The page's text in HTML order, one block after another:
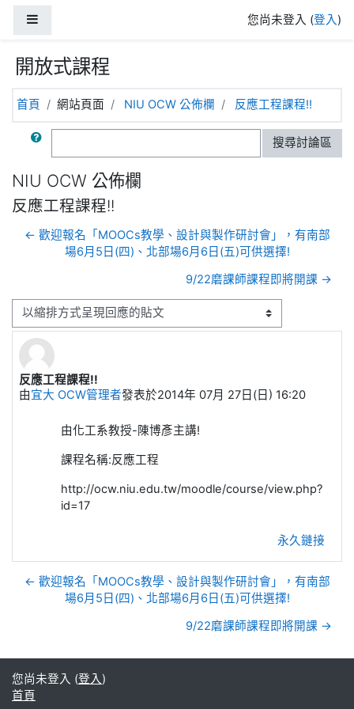
您尚未登入 (登入)
開放式課程
首頁 網站頁面 NIU OCW 公佈欄 反應工程課程!!
搜尋 搜尋討論區
NIU OCW 公佈欄
反應工程課程!!
← 歡迎報名「MOOCs教學、設計與製作研討會」，有南部
場6月5日(四)、北部場6月6日(五)可供選擇!
9/22磨課師課程即將開課 →
顯示模式
反應工程課程!!
由宜大 OCW管理者發表於2014年 07月 27日(日) 16:20
Number of replies: 0
由化工系教授-陳博彥主講!
課程名稱:反應工程
http://ocw.niu.edu.tw/moodle/course/view.php?
id=17
永久鏈接
← 歡迎報名「MOOCs教學、設計與製作研討會」，有南部
場6月5日(四)、北部場6月6日(五)可供選擇!
9/22磨課師課程即將開課 →
您尚未登入 (登入)
首頁